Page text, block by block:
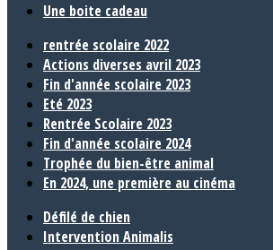
Une boite cadeau
rentrée scolaire 2022
Actions diverses avril 2023
Fin d'année scolaire 2023
Eté 2023
Rentrée Scolaire 2023
Fin d'année scolaire 2024
Trophée du bien-être animal
En 2024, une première au cinéma
Défilé de chien
Intervention Animalis